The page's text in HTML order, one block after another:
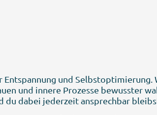
und
und innere Prozesse bewusster
du dabei jederzeit ansprechbar